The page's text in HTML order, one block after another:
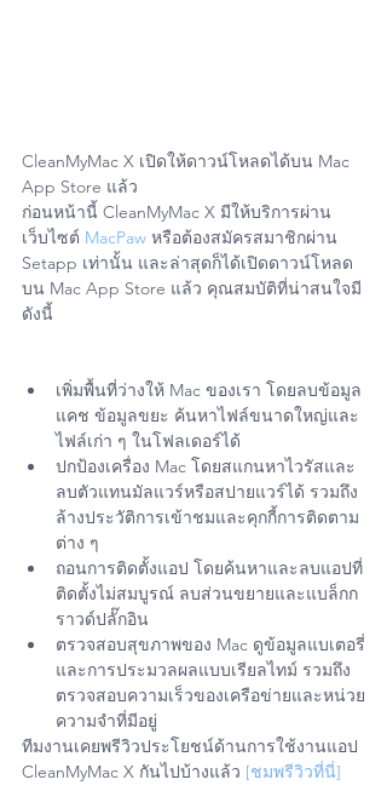
CleanMyMac X เปิดให้ดาวน์โหลดได้บน Mac
App Store แล้ว
ก่อนหน้านี้ CleanMyMac X มีให้บริการผ่าน
เว็บไซต์ MacPaw หรือต้องสมัครสมาชิกผ่าน
Setapp เท่านั้น และล่าสุดก็ได้เปิดดาวน์โหลด
บน Mac App Store แล้ว คุณสมบัติที่น่าสนใจมี
ดังนี้
เพิ่มพื้นที่ว่างให้ Mac ของเรา โดยลบข้อมูล
แคช ข้อมูลขยะ ค้นหาไฟล์ขนาดใหญ่และ
ไฟล์เก่า ๆ ในโฟลเดอร์ได้
ปกป้องเครื่อง Mac โดยสแกนหาไวรัสและ
ลบตัวแทนมัลแวร์หรือสปายแวร์ได้ รวมถึง
ล้างประวัติการเข้าชมและคุกกี้การติดตาม
ต่าง ๆ
ถอนการติดตั้งแอป โดยค้นหาและลบแอปที่
ติดตั้งไม่สมบูรณ์ ลบส่วนขยายและแบล็กก
ราวด์ปลั๊กอิน
ตรวจสอบสุขภาพของ Mac ดูข้อมูลแบเตอรี่
และการประมวลผลแบบเรียลไทม์ รวมถึง
ตรวจสอบความเร็วของเครือข่ายและหน่วย
ความจำที่มีอยู่
ทีมงานเคยพรีวิวประโยชน์ด้านการใช้งานแอป
CleanMyMac X กันไปบ้างแล้ว [ชมพรีวิวที่นี่]